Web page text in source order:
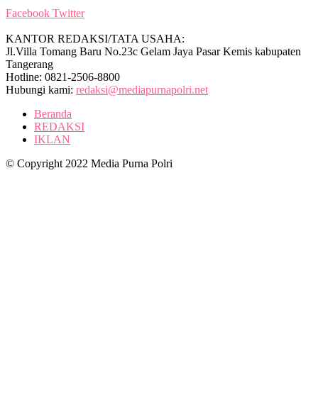
Facebook Twitter
KANTOR REDAKSI/TATA USAHA:
Jl.Villa Tomang Baru No.23c Gelam Jaya Pasar Kemis kabupaten
Tangerang
Hotline: 0821-2506-8800
Hubungi kami: redaksi@mediapurnapolri.net
Beranda
REDAKSI
IKLAN
© Copyright 2022 Media Purna Polri